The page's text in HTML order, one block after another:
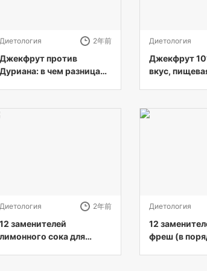
Диетология 2年前
Джекфрут против
Дуриана: в чем разница?
Диетология
Джекфрут
вкус,
Диетология 2年前
12 заменителей
лимонного сока для
Диетология
12
фреш (в